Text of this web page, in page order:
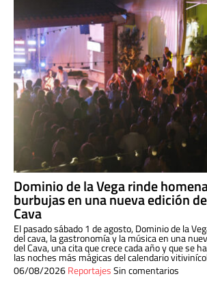
Dominio de la Vega rinde
burbujas en una nueva edición
Cava
El pasado sábado 1 de agosto, Dominio de la
del cava, la gastronomía y la música en una
del Cava, una cita que crece cada año y que se
las noches más mágicas del calendario
06/08/2026ReportajesSin comentarios